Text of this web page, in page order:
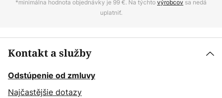
*minimálna hodnota objednávky je 99 €. Na týchtovýrobcov sa nedá
uplatniť.
Kontakt a služby
Odstúpenie od zmluvy
Najčastějšie dotazy